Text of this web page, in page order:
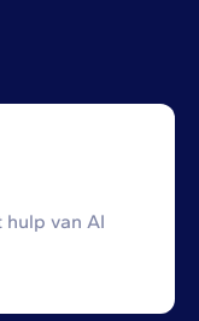
van AI